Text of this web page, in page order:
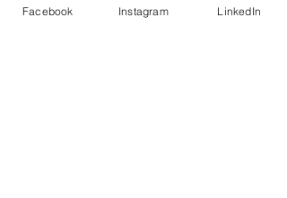
Facebook Instagram LinkedIn